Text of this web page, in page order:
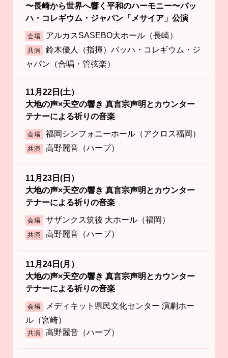
〜長崎から世界へ響く平和のハーモニー〜バッ
ハ・コレギウム・ジャパン「メサイア」公演
会場 アルカスSASEBO大ホール（長崎）
共演
鈴木優人（指揮）バッハ・コレギウム・ジ
ャパン（合唱・管弦楽）
11月22日(土）
大地の声×天空の響き 真言宗声明とカウンター
テナーによる祈りの音楽
会場 福岡シンフォニーホール（アクロス福岡）
共演 高野麗音（ハープ）
11月23日(日）
大地の声×天空の響き 真言宗声明とカウンター
テナーによる祈りの音楽
会場 サザンクス筑後 大ホール（福岡）
共演 高野麗音（ハープ）
11月24日(月）
大地の声×天空の響き 真言宗声明とカウンター
テナーによる祈りの音楽
会場
メディキット県民文化センター 演劇ホー
ル（宮崎）
共演 高野麗音（ハープ）